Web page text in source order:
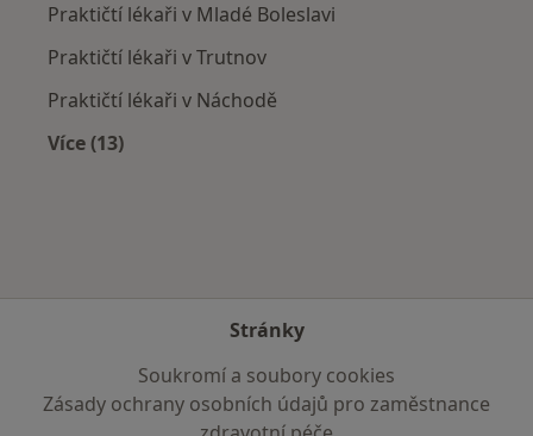
Praktičtí lékaři v Mladé Boleslavi
Praktičtí lékaři v Trutnov
Praktičtí lékaři v Náchodě
Více (13)
Stránky
Soukromí a soubory cookies
Zásady ochrany osobních údajů pro zaměstnance